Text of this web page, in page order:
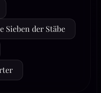
Sieben der Stäbe